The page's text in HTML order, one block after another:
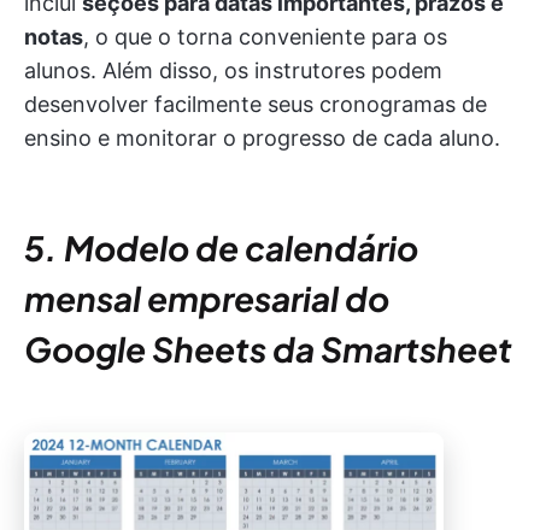
notas, o que o torna conveniente para os
alunos. Além disso, os instrutores podem
desenvolver facilmente seus cronogramas de
ensino e monitorar o progresso de cada aluno.
5. Modelo de calendário
mensal empresarial do
Google Sheets da Smartsheet